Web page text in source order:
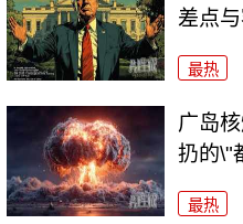
差点
最热
广岛
扔的\"
最热